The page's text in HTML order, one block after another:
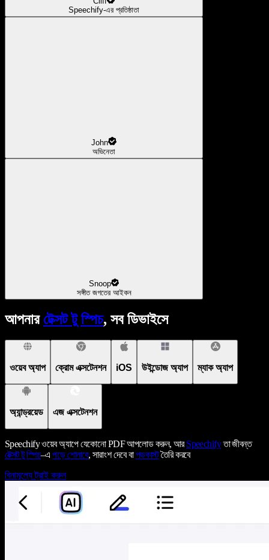
Speechify-এর প্রতিষ্ঠাতা
John
অভিনেতা
Snoop
সঙ্গীত জগতের আইকন
আপনার টেক্সট টু স্পিচ, সব ডিভাইসে
ওয়েব অ্যাপ ক্রোম এক্সটেনশন iOS উইন্ডোজ অ্যাপ ম্যাক অ্যাপ
অ্যান্ড্রয়েড এজ এক্সটেনশন
Speechify ওয়েব অ্যাপে যেকোনো PDF আপলোড করুন, আরSpeechifyতা জীবন্ত
টেক্সট টু স্পিচ–এপড়ে শোনাবে, সারাংশ দেবে বাপডকাস্টতৈরি করবে
বিনামূল্যে ট্রাই করুন